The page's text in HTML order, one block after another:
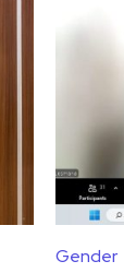
Gender